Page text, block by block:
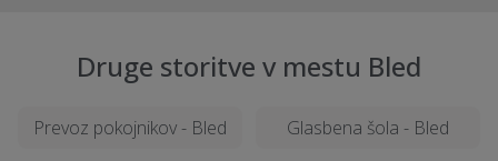
Druge storitve v mestu Bled
Prevoz pokojnikov - Bled Glasbena šola - Bled